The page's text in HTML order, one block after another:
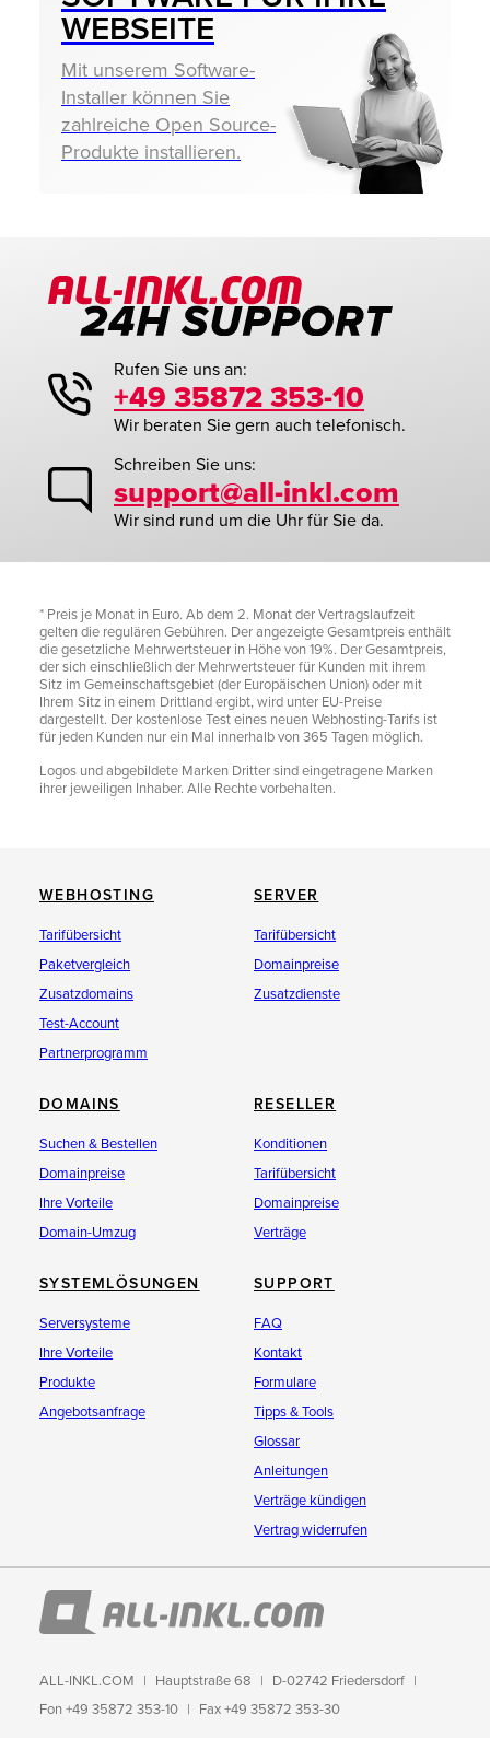
WEBSEITE
Mit unserem Software-
Installer können Sie
zahlreiche Open Source-
Produkte installieren.
Rufen Sie uns an:
+49 35872 353-10
Wir beraten Sie gern auch telefonisch.
Schreiben Sie uns:
support@all-inkl.com
Wir sind rund um die Uhr für Sie da.
* Preis je Monat in Euro. Ab dem 2. Monat der Vertragslaufzeit
gelten die regulären Gebühren. Der angezeigte Gesamtpreis enthält
die gesetzliche Mehrwertsteuer in Höhe von 19%. Der Gesamtpreis,
der sich einschließlich der Mehrwertsteuer für Kunden mit ihrem
Sitz im Gemeinschaftsgebiet (der Europäischen Union) oder mit
Ihrem Sitz in einem Drittland ergibt, wird unter EU-Preise
dargestellt. Der kostenlose Test eines neuen Webhosting-Tarifs ist
für jeden Kunden nur ein Mal innerhalb von 365 Tagen möglich.
Logos und abgebildete Marken Dritter sind eingetragene Marken
ihrer jeweiligen Inhaber. Alle Rechte vorbehalten.
WEBHOSTING
Tarifübersicht
Paketvergleich
Zusatzdomains
Test-Account
Partnerprogramm
SERVER
Tarifübersicht
Domainpreise
Zusatzdienste
DOMAINS
Suchen & Bestellen
Domainpreise
Ihre Vorteile
Domain-Umzug
RESELLER
Konditionen
Tarifübersicht
Domainpreise
Verträge
SYSTEMLÖSUNGEN
Serversysteme
Ihre Vorteile
Produkte
Angebotsanfrage
SUPPORT
FAQ
Kontakt
Formulare
Tipps & Tools
Glossar
Anleitungen
Verträge kündigen
Vertrag widerrufen
ALL-INKL.COM Hauptstraße 68
D-02742 Friedersdorf
Fon +49 35872 353-10
Fax +49 35872 353-30